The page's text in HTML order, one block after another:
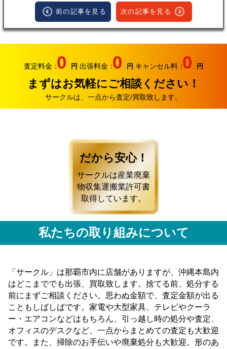
前の記事を見る 次の記事を見る
査定料金：0 円 出張料金：0 円 キャンセル料：0 円
まずはお気軽にご相談ください！
サークルは、一点から査定/買取致します。
だから安心！
サークルは産業廃棄
物収集運搬業許可書
取得しています。
私たちの取り組みについて
「サークル」は那覇市内に店舗がありますが、沖縄本島内
はどこまででも出張、買取致します。捨てる前、処分する
前にまずご相談ください。思わぬ金額で、査定金額が出る
こともしばしばです。家電や大型家具、テレビやクーラ
ー・エアコンなどはもちろん、引っ越し時の処分や査定、
オフィスのデスクなど、一点からまとめての査定も大歓迎
です。また、掃除のお手伝いや廃棄処分も大歓迎。形のあ